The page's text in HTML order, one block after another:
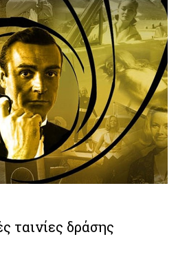
ταινίες δράσης